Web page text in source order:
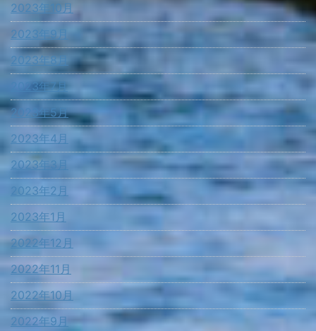
2023年10月
2023年9月
2023年8月
2023年7月
2023年5月
2023年4月
2023年3月
2023年2月
2023年1月
2022年12月
2022年11月
2022年10月
2022年9月